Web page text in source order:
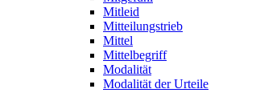
Mitleid
Mitteilungstrieb
Mittel
Mittelbegriff
Modalität
Modalität der Urteile